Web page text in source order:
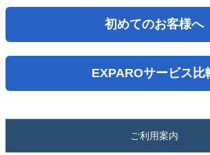
初めてのお客様へ
EXPAROサービス比
ご利用案内